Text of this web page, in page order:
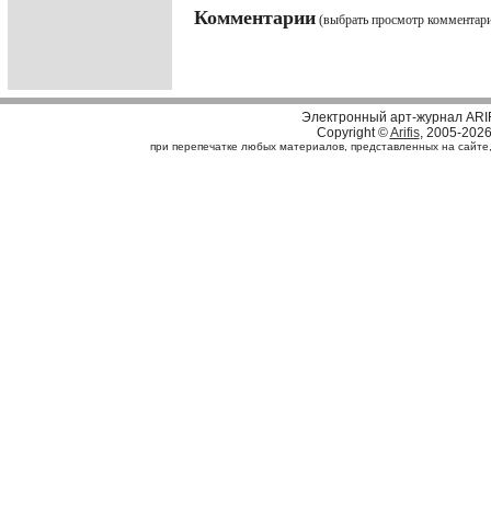
Комментарии (выбрать просмотр
Электронный арт-журнал
Copyright ©Arifis, 2005-2026
при перепечатке любых материалов, представленных на